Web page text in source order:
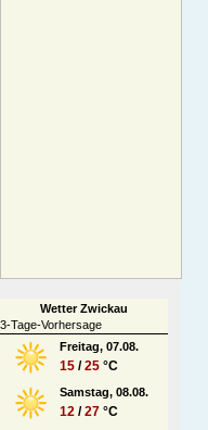
Wetter Zwickau
3-Tage-Vorhersage
Freitag, 07.08.
15 /25 °C
Samstag, 08.08.
12 /27 °C